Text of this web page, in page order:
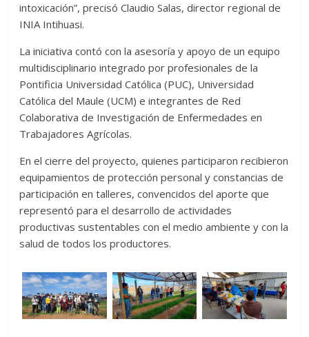
intoxicación”, precisó Claudio Salas, director regional de
INIA Intihuasi.
La iniciativa contó con la asesoría y apoyo de un equipo
multidisciplinario integrado por profesionales de la
Pontificia Universidad Católica (PUC), Universidad
Católica del Maule (UCM) e integrantes de Red
Colaborativa de Investigación de Enfermedades en
Trabajadores Agrícolas.
En el cierre del proyecto, quienes participaron recibieron
equipamientos de protección personal y constancias de
participación en talleres, convencidos del aporte que
representó para el desarrollo de actividades
productivas sustentables con el medio ambiente y con la
salud de todos los productores.